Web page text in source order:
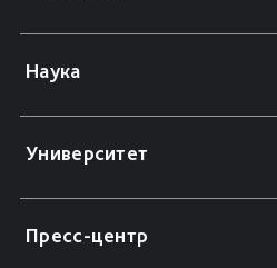
Наука
Университет
Пресс-центр